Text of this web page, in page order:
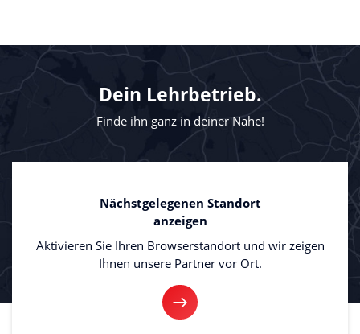
Dein Lehrbetrieb.
Finde ihn ganz in deiner Nähe!
Nächstgelegenen Standort
anzeigen
Aktivieren Sie Ihren Browserstandort und wir zeigen
Ihnen unsere Partner vor Ort.